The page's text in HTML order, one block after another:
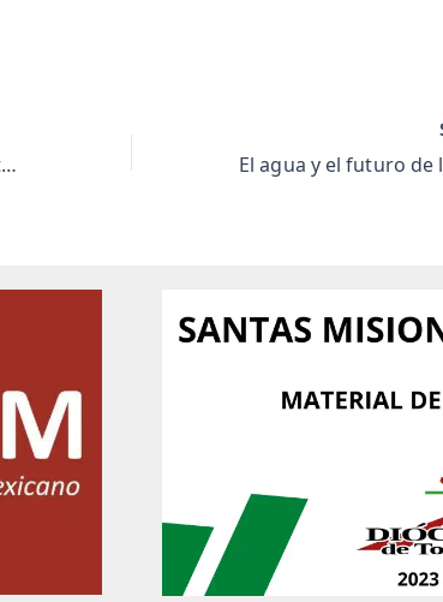
Virgen peregrina de Fátima visitará Torreón